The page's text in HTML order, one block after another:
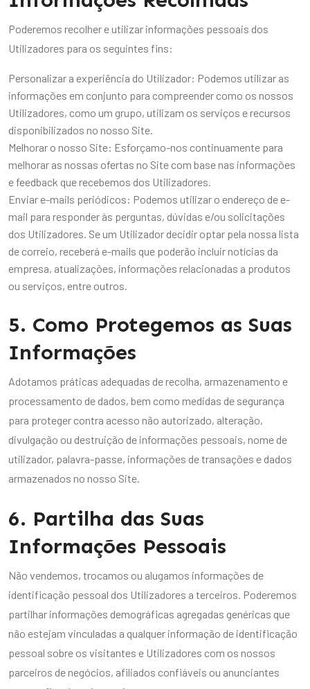
Poderemos recolher e utilizar informações pessoais dos
Utilizadores para os seguintes fins:
Personalizar a experiência do Utilizador: Podemos utilizar as
informações em conjunto para compreender como os nossos
Utilizadores, como um grupo, utilizam os serviços e recursos
disponibilizados no nosso Site.
Melhorar o nosso Site: Esforçamo-nos continuamente para
melhorar as nossas ofertas no Site com base nas informações
e feedback que recebemos dos Utilizadores.
Enviar e-mails periódicos: Podemos utilizar o endereço de e-
mail para responder às perguntas, dúvidas e/ou solicitações
dos Utilizadores. Se um Utilizador decidir optar pela nossa lista
de correio, receberá e-mails que poderão incluir notícias da
empresa, atualizações, informações relacionadas a produtos
ou serviços, entre outros.
5. Como Protegemos as Suas
Informações
Adotamos práticas adequadas de recolha, armazenamento e
processamento de dados, bem como medidas de segurança
para proteger contra acesso não autorizado, alteração,
divulgação ou destruição de informações pessoais, nome de
utilizador, palavra-passe, informações de transações e dados
armazenados no nosso Site.
6. Partilha das Suas
Informações Pessoais
Não vendemos, trocamos ou alugamos informações de
identificação pessoal dos Utilizadores a terceiros. Poderemos
partilhar informações demográficas agregadas genéricas que
não estejam vinculadas a qualquer informação de identificação
pessoal sobre os visitantes e Utilizadores com os nossos
parceiros de negócios, afiliados confiáveis ou anunciantes